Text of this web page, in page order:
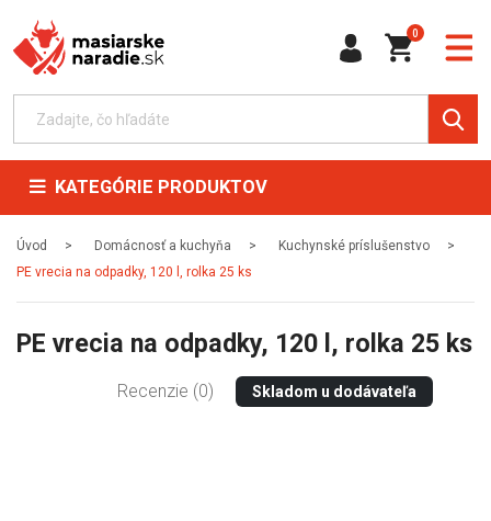
0
KATEGÓRIE PRODUKTOV
Úvod Domácnosť a kuchyňa
Kuchynské príslušenstvo
PE vrecia na odpadky, 120 l, rolka 25 ks
PE vrecia na odpadky, 120 l, rolka 25 ks
Recenzie (0) Skladom u dodávateľa